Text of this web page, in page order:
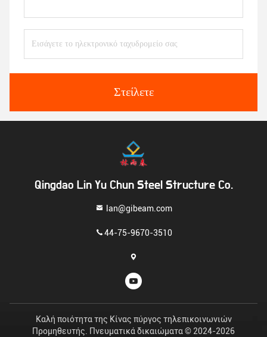
Στείλετε
Qingdao Lin Yu Chun Steel Structure Co.
lan@gibeam.com
44-75-9670-3510
Καλή ποιότητα της Κίνας πύργος τηλεπικοινωνιών
Προμηθευτής. Πνευματικά δικαιώματα © 2024-2026